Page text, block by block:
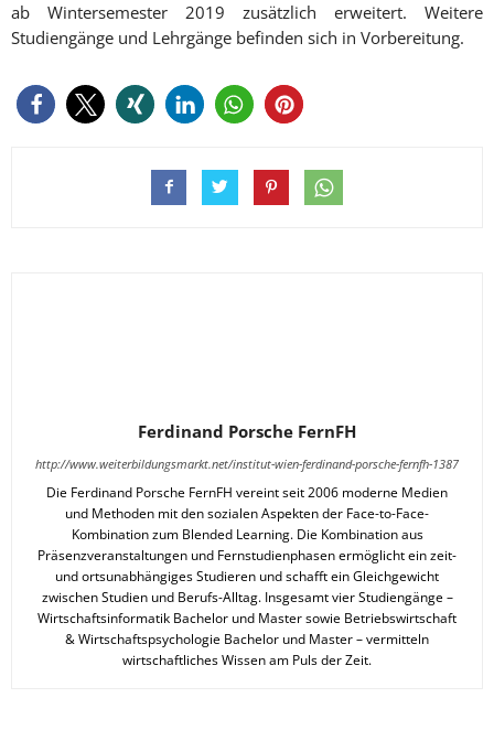
ab Wintersemester 2019 zusätzlich erweitert. Weitere
Studiengänge und Lehrgänge befinden sich in Vorbereitung.
Ferdinand Porsche FernFH
http://www.weiterbildungsmarkt.net/institut-wien-ferdinand-porsche-fernfh-1387
Die Ferdinand Porsche FernFH vereint seit 2006 moderne Medien
und Methoden mit den sozialen Aspekten der Face-to-Face-
Kombination zum Blended Learning. Die Kombination aus
Präsenzveranstaltungen und Fernstudienphasen ermöglicht ein zeit-
und ortsunabhängiges Studieren und schafft ein Gleichgewicht
zwischen Studien und Berufs-Alltag. Insgesamt vier Studiengänge –
Wirtschaftsinformatik Bachelor und Master sowie Betriebswirtschaft
& Wirtschaftspsychologie Bachelor und Master – vermitteln
wirtschaftliches Wissen am Puls der Zeit.